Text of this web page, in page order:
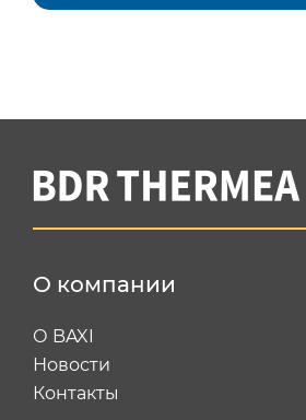
О компании
О BAXI
Новости
Контакты